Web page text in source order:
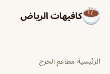
كافيهات الرياض
الرئيسية/مطاعم الخرج